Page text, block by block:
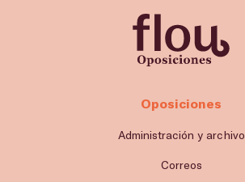
Oposiciones
Administración y archivo
Correos